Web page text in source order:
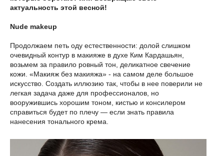
актуальность этой весной!
Nude makeup
Продолжаем петь оду естественности: долой слишком
очевидный контур в макияже в духе Ким Кардашьян,
возьмем за правило ровный тон, деликатное свечение
кожи. «Макияж без макияжа» - на самом деле большое
искусство. Создать иллюзию так, чтобы в нее поверили не
легкая задача даже для профессионалов, но
вооружившись хорошим тоном, кистью и консилером
справиться будет по плечу — если знать правила
нанесения тонального крема.